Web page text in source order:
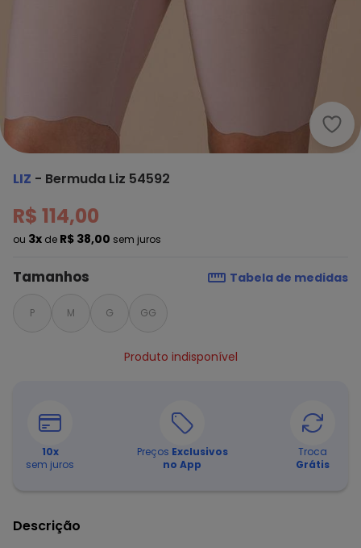
Liz -
LIZ - Bermuda Liz 54592
R$ 114,00
ou 3x de R$ 38,00 sem juros
Tamanhos Tabela de medidas
P M G GG
Produto indisponível
10x
sem juros
Preços Exclusivos
no App
Troca
Grátis
Descrição